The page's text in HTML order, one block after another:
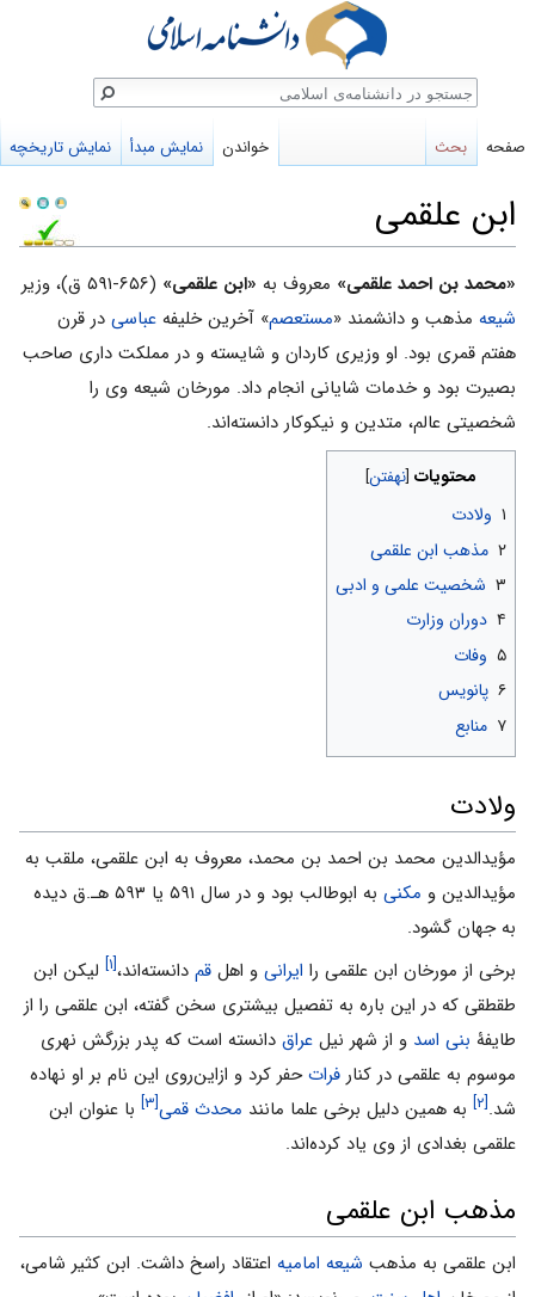
ابن علقمی
پرش
به
ناوبری
پرش
به
جستجو
«محمد بن احمد علقمی» معروف به «ابن علقمی» (۶۵۶-۵۹۱ ق)، وزیر
شیعه مذهب و دانشمند «مستعصم» آخرین خلیفه عباسی در قرن
هفتم قمری بود. او وزیری کاردان و شایسته و در مملکت داری صاحب
بصیرت بود و خدمات شایانی انجام داد. مورخان شیعه وی را
شخصیتی عالم، متدین و نیکوکار دانسته‌اند.
محتویات
۱ ولادت
۲ مذهب ابن علقمی
۳ شخصیت علمی و ادبی
۴ دوران وزارت
۵ وفات
۶ پانویس
۷ منابع
ولادت
مؤيدالدين محمد بن احمد بن محمد، معروف به ابن علقمی‌، ملقب به
مؤیدالدین و مکنی
به ابوطالب بود و در سال ۵۹۱ یا ۵۹۳ هـ.ق دیده
به جهان گشود.
برخی از مورخان ابن علقمی را ایرانی و اهل قم دانسته‌اند،[۱]
لیکن ابن
طقطقی که در این باره به تفصیل بیشتری سخن گفته، ابن علقمی را از
طایفۀ بنی اسد و از شهر نیل عراق دانسته است که پدر بزرگش نهری
موسوم به علقمی در کنار فراتحفر کرد و از‌این‌روی این نام بر او نهاده
شد.[۲] به همین دلیل برخی علما مانند محدث قمی[۳]
با عنوان ابن
علقمی ‌بغدادی از وی یاد کرده‌اند.
مذهب ابن علقمی
ابن علقمی به مذهب شیعه امامیه اعتقاد راسخ داشت. ابن کثیر شامی،
صفحه بحث خواندن نمایش مبدأ نمایش تاریخچه
جستجو